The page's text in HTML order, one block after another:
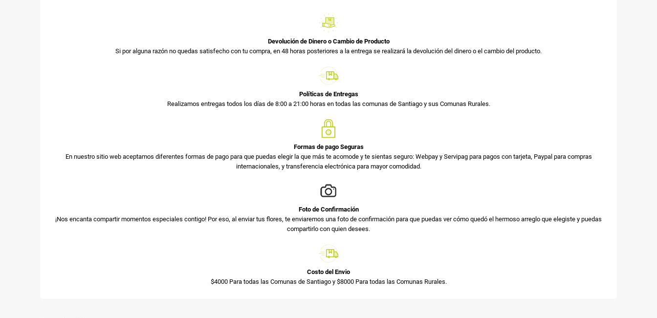
Devolución de Dinero o Cambio de Producto
Si por alguna razón no quedas satisfecho con tu compra, en 48 horas posteriores a la entrega se realizará la devolución del dinero o el cambio del producto.
Políticas de Entregas
Realizamos entregas todos los días de 8:00 a 21:00 horas en todas las comunas de Santiago y sus Comunas Rurales.
Formas de pago Seguras
En nuestro sitio web aceptamos diferentes formas de pago para que puedas elegir la que más te acomode y te sientas seguro: Webpay y Servipag para pagos con tarjeta, Paypal para compras
internacionales, y transferencia electrónica para mayor comodidad.
Foto de Confirmación
¡Nos encanta compartir momentos especiales contigo! Por eso, al enviar tus flores, te enviaremos una foto de confirmación para que puedas ver cómo quedó el hermoso arreglo que elegiste y puedas
compartirlo con quien desees.
Costo del Envio
$4000 Para todas las Comunas de Santiago y $8000 Para todas las Comunas Rurales.